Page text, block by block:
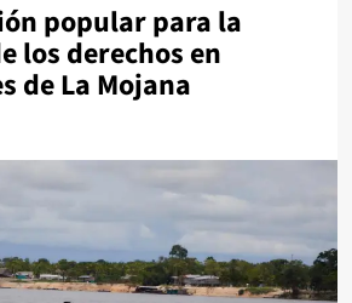
popular para la
los derechos en
de La Mojana